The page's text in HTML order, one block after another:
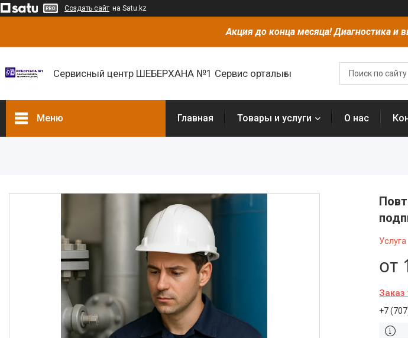
Создать сайт на Satu.kz
Акция до конца месяца! Диагностика и
Сервисный центр ШЕБЕРХАНА №1 Сервис орталығы
Меню Главная Товары и услуги О нас
Услуга
от
Заказ
+7